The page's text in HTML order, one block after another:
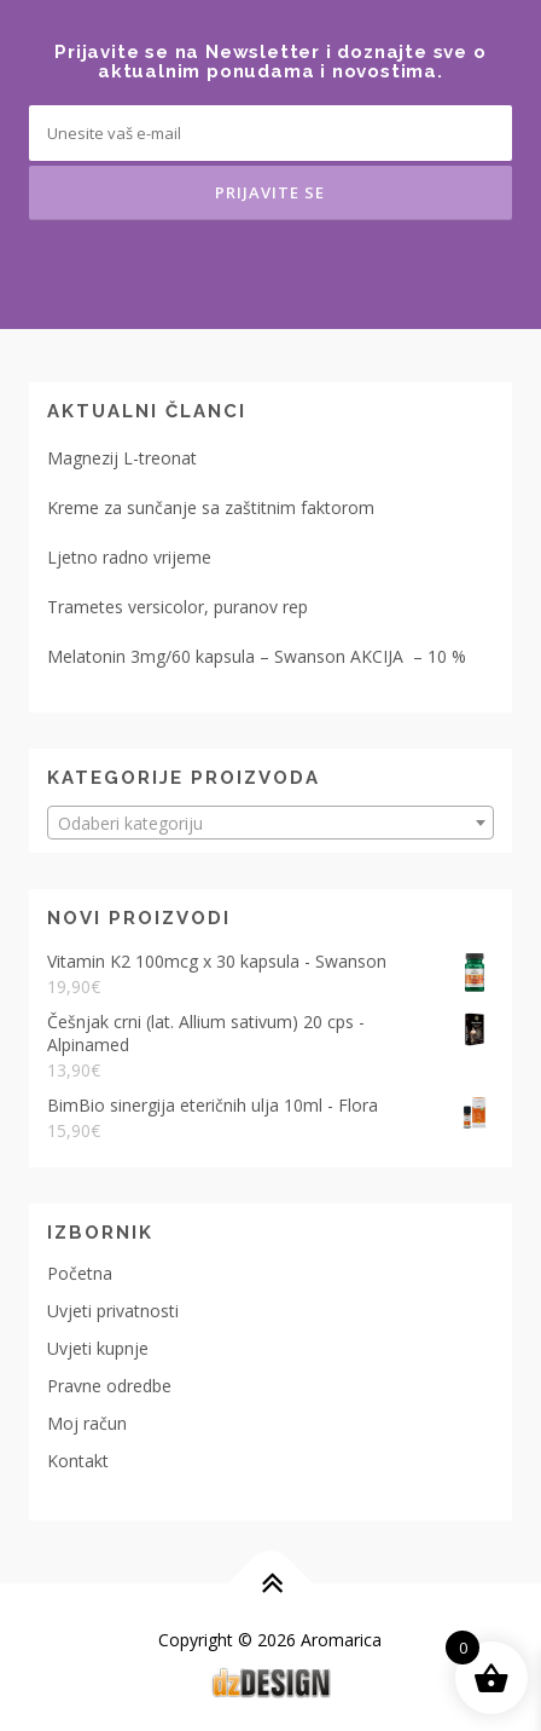
Prijavite se na Newsletter i doznajte sve o
aktualnim ponudama i novostima.
AKTUALNI ČLANCI
Magnezij L-treonat
Kreme za sunčanje sa zaštitnim faktorom
Ljetno radno vrijeme
Trametes versicolor, puranov rep
Melatonin 3mg/60 kapsula – Swanson AKCIJA – 10 %
KATEGORIJE PROIZVODA
Odaberi kategoriju
NOVI PROIZVODI
Vitamin K2 100mcg x 30 kapsula - Swanson
19,90€
Češnjak crni (lat. Allium sativum) 20 cps -
Alpinamed
13,90€
BimBio sinergija eteričnih ulja 10ml - Flora
15,90€
IZBORNIK
Početna
Uvjeti privatnosti
Uvjeti kupnje
Pravne odredbe
Moj račun
Kontakt
Copyright © 2026 Aromarica 0